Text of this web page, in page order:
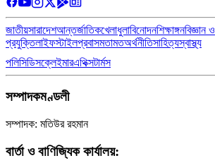
জাতীয়সারাদেশআন্তর্জাতিকখেলাধুলাবিনোদনশিক্ষাঙ্গনবিজ্ঞান ও
প্রযুক্তিলাইফস্টাইলপ্রবাসমতামতঅর্থনীতিসাহিত্যস্বাস্থ্য
পলিসিডিসক্লেইমারএথিক্সটার্মস
সম্পাদকমণ্ডলী
সম্পাদক: মতিউর রহমান
বার্তা ও বাণিজ্যিক কার্যালয়: